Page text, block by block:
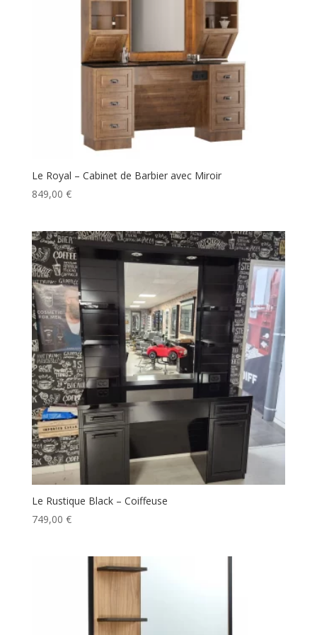
Le Royal – Cabinet de Barbier avec Miroir
849,00 €
Le Rustique Black – Coiffeuse
749,00 €